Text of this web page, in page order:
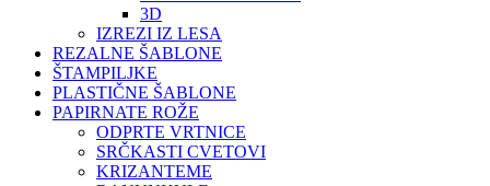
3D
IZREZI IZ LESA
REZALNE ŠABLONE
ŠTAMPILJKE
PLASTIČNE ŠABLONE
PAPIRNATE ROŽE
ODPRTE VRTNICE
SRČKASTI CVETOVI
KRIZANTEME